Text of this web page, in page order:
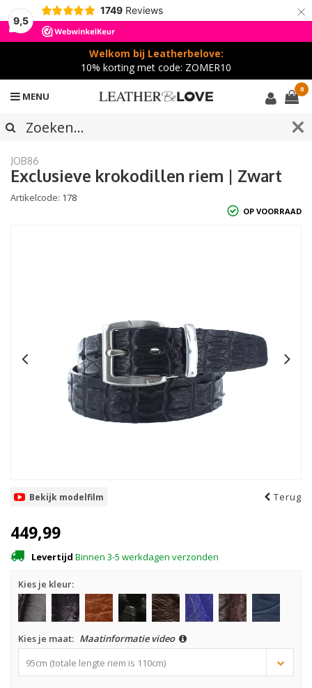
9,5
1749 Reviews ×
Welkom bij Leatherbelove:
10% korting met code: ZOMER10
MENU
0
JOB86
Exclusieve krokodillen riem | Zwart
Artikelcode: 178
OP VOORRAAD
Bekijk modelfilm Terug
449,99
Levertijd Binnen 3-5 werkdagen verzonden
Kies je kleur:
Kies je maat: Maatinformatie video
95cm (totale lengte riem is 110cm)